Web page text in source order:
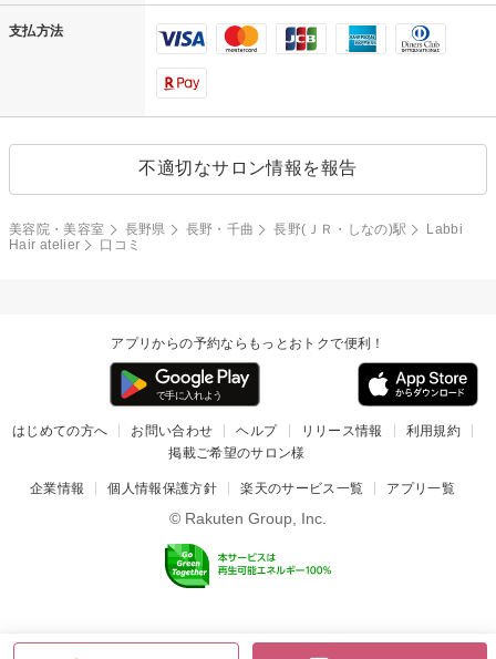
支払方法
不適切なサロン情報を報告
美容院・美容室 長野県 長野・千曲 長野(ＪＲ・しなの)駅
Labbi
Hair atelier
口コミ
アプリからの予約ならもっとおトクで便利！
はじめての方へ お問い合わせ ヘルプ リリース情報
利用規約
掲載ご希望のサロン様
企業情報 個人情報保護方針 楽天のサービス一覧 アプリ一覧
© Rakuten Group, Inc.